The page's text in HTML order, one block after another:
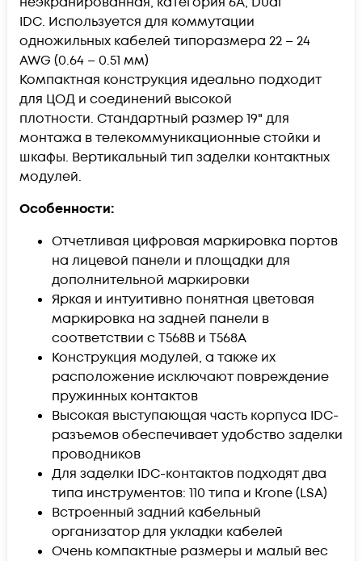
IDC. Используется для коммутации
одножильных кабелей типоразмера 22 – 24
AWG (0.64 – 0.51 мм)
Компактная конструкция идеально подходит
для ЦОД и соединений высокой
плотности. Стандартный размер 19" для
монтажа в телекоммуникационные стойки и
шкафы. Вертикальный тип заделки контактных
модулей.
Особенности:
Отчетливая цифровая маркировка портов
на лицевой панели и площадки для
дополнительной маркировки
Яркая и интуитивно понятная цветовая
маркировка на задней панели в
соответствии с T568B и T568A
Конструкция модулей, а также их
расположение исключают повреждение
пружинных контактов
Высокая выступающая часть корпуса IDC-
разъемов обеспечивает удобство заделки
проводников
Для заделки IDC-контактов подходят два
типа инструментов: 110 типа и Krone (LSA)
Встроенный задний кабельный
организатор для укладки кабелей
Очень компактные размеры и малый вес